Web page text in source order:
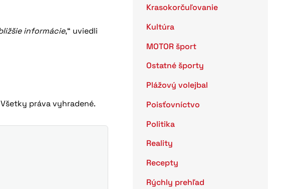
informácie,“ uviedli
Všetky práva vyhradené.
Krasokorčuľovanie
Kultúra
MOTOR šport
Ostatné športy
Plážový volejbal
Poisťovníctvo
Politika
Reality
Recepty
Rýchly prehľad